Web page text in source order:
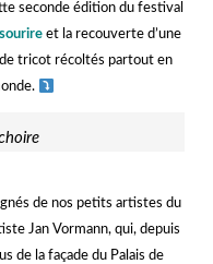
seconde édition du festival
et la recouverte d’une
tricot récoltés partout en
de nos petits artistes du
Jan Vormann, qui, depuis
de la façade du Palais de